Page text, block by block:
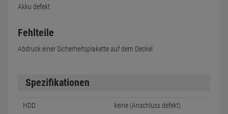
Akku defekt
Fehlteile
Abdruck einer Sicherheitsplakette auf dem Deckel
Spezifikationen
HDD keine (Anschluss defekt)